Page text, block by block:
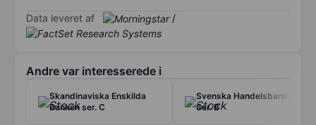
Data leveret af /
Andre var interesserede i
Skandinaviska Enskilda
Banken ser. C
Svenska Handelsbanken
Ser. B